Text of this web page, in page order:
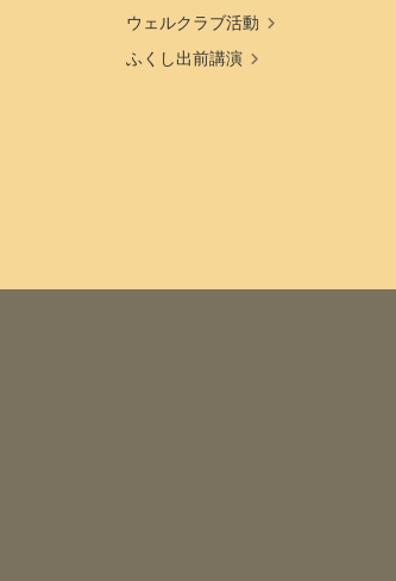
ウェルクラブ活動
ふくし出前講演